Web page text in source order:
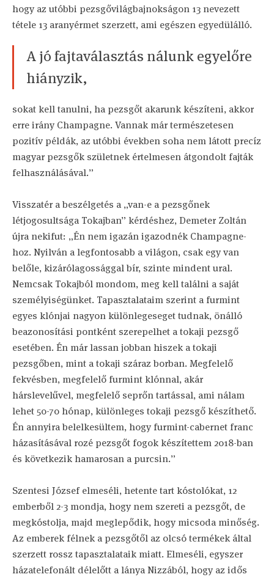
hogy az utóbbi pezsgővilágbajnokságon 13 nevezett
tétele 13 aranyérmet szerzett, ami egészen egyedülálló.
A jó fajtaválasztás nálunk egyelőre
hiányzik,
sokat kell tanulni, ha pezsgőt akarunk készíteni, akkor
erre irány Champagne. Vannak már természetesen
pozitív példák, az utóbbi években soha nem látott precíz
magyar pezsgők születnek értelmesen átgondolt fajták
felhasználásával.”
Visszatér a beszélgetés a „van-e a pezsgőnek
létjogosultsága Tokajban” kérdéshez, Demeter Zoltán
újra nekifut: „Én nem igazán igazodnék Champagne-
hoz. Nyilván a legfontosabb a világon, csak egy van
belőle, kizárólagossággal bír, szinte mindent ural.
Nemcsak Tokajból mondom, meg kell találni a saját
személyiségünket. Tapasztalataim szerint a furmint
egyes klónjai nagyon különlegeseget tudnak, önálló
beazonosítási pontként szerepelhet a tokaji pezsgő
esetében. Én már lassan jobban hiszek a tokaji
pezsgőben, mint a tokaji száraz borban. Megfelelő
fekvésben, megfelelő furmint klónnal, akár
hárslevelűvel, megfelelő seprőn tartással, ami nálam
lehet 50-70 hónap, különleges tokaji pezsgő készíthető.
Én annyira belelkesültem, hogy furmint-cabernet franc
házasításával rozé pezsgőt fogok készítettem 2018-ban
és következik hamarosan a purcsin.”
Szentesi József elmeséli, hetente tart kóstolókat, 12
emberből 2-3 mondja, hogy nem szereti a pezsgőt, de
megkóstolja, majd meglepődik, hogy micsoda minőség.
Az emberek félnek a pezsgőtől az olcsó termékek által
szerzett rossz tapasztalataik miatt. Elmeséli, egyszer
házatelefonált délelőtt a lánya Nizzából, hogy az idős